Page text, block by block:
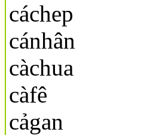
cáchep
cánhân
càchua
càfê
cảgan